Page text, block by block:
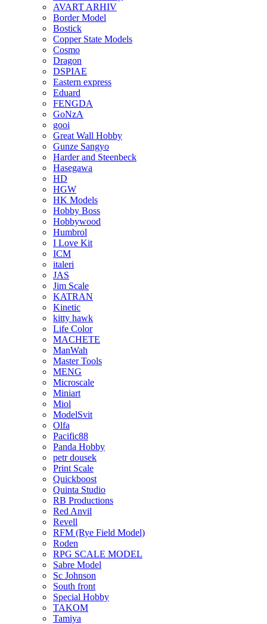
AVART ARHIV
Border Model
Bostick
Copper State Models
Cosmo
Dragon
DSPIAE
Eastern express
Eduard
FENGDA
GoNzA
gooi
Great Wall Hobby
Gunze Sangyo
Harder and Steenbeck
Hasegawa
HD
HGW
HK Models
Hobby Boss
Hobbywood
Humbrol
I Love Kit
ICM
italeri
JAS
Jim Scale
KATRAN
Kinetic
kitty hawk
Life Color
MACHETE
ManWah
Master Tools
MENG
Microscale
Miniart
Miol
ModelSvit
Olfa
Pacific88
Panda Hobby
petr dousek
Print Scale
Quickboost
Quinta Studio
RB Productions
Red Anvil
Revell
RFM (Rye Field Model)
Roden
RPG SCALE MODEL
Sabre Model
Sc Johnson
South front
Special Hobby
TAKOM
Tamiya